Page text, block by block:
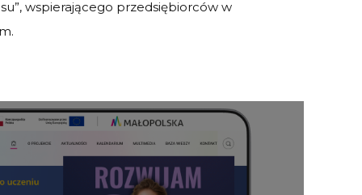
wspierającego przedsiębiorców w